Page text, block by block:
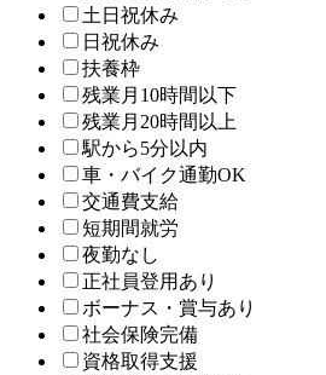
土日祝休み
日祝休み
扶養枠
残業月10時間以下
残業月20時間以上
駅から5分以内
車・バイク通勤OK
交通費支給
短期間就労
夜勤なし
正社員登用あり
ボーナス・賞与あり
社会保険完備
資格取得支援